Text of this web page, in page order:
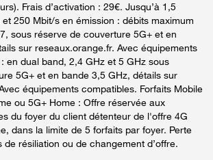
Frais d’activation : 29€. Jusqu’à 1,5
250 Mbit/s en émission : débits maximum
sous réserve de couverture 5G+ et en
sur reseaux.orange.fr. Avec équipements
en dual band, 2,4 GHz et 5 GHz sous
5G+ et en bande 3,5 GHz, détails sur
équipements compatibles. Forfaits Mobile
ou 5G+ Home : Offre réservée aux
du foyer du client détenteur de l'offre 4G
dans la limite de 5 forfaits par foyer. Perte
résiliation ou de changement d’offre.